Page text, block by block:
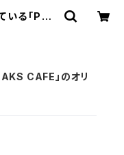
る「PEA
CAFE」のオリ